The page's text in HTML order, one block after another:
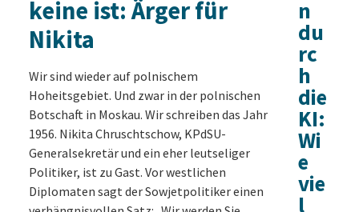
keine ist: Ärger für
Nikita
Wir sind wieder auf polnischem
Hoheitsgebiet. Und zwar in der polnischen
Botschaft in Moskau. Wir schreiben das Jahr
1956. Nikita Chruschtschow, KPdSU-
Generalsekretär und ein eher leutseliger
Politiker, ist zu Gast. Vor westlichen
Diplomaten sagt der Sowjetpolitiker einen
n
du
rc
h
die
KI:
Wi
e
vie
l